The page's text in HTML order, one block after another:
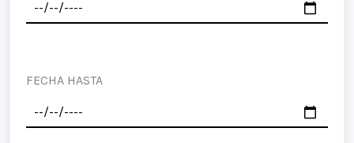
FECHA HASTA